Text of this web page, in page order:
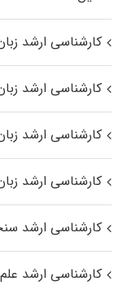
کارشناسی ارشد
کارشناسی ارشد
کارشناسی ارشد
کارشناسی ارشد
کارشناسی ارشد
کارشناسی ارشد